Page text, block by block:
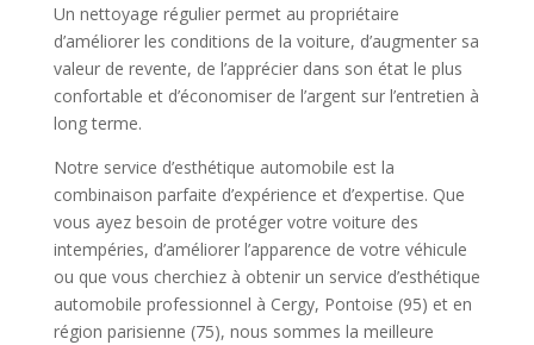
Un nettoyage régulier permet au propriétaire
d’améliorer les conditions de la voiture, d’augmenter sa
valeur de revente, de l’apprécier dans son état le plus
confortable et d’économiser de l’argent sur l’entretien à
long terme.
Notre service d’esthétique automobile est la
combinaison parfaite d’expérience et d’expertise. Que
vous ayez besoin de protéger votre voiture des
intempéries, d’améliorer l’apparence de votre véhicule
ou que vous cherchiez à obtenir un service d’esthétique
automobile professionnel à Cergy, Pontoise (95) et en
région parisienne (75), nous sommes la meilleure